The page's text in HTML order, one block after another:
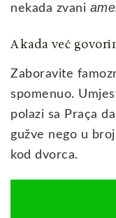
nekada zvani
A kada već
Zaboravite
spomenuo.
polazi sa Praça
gužve nego u
kod dvorca.